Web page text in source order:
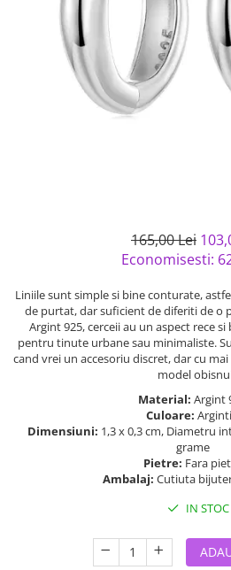
semipretioase
Bijuterii argint placat cu aur
Bijuterii argint cu diverse
Bijuterii argint cu murano
Bijuterii de Lux
Bijuterii gotice si rock
Bijuterii Handmade
Bijuterii fantezie
Solutii si lavete de curatare
165,00 Lei
Economisesti:
Liniile sunt simple si bine conturate,
de purtat, dar suficient de diferiti de o
Argint 925, cerceii au un aspect rece
pentru tinute urbane sau minimaliste.
cand vrei un accesoriu discret, dar cu
model
Material: Argint
Culoare:
Dimensiuni: 1,3 x 0,3 cm, Diametru
grame
Pietre: Fara
Ambalaj: Cutiuta
IN STOC